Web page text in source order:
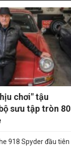
chơi" tậu
sưu tập tròn 80
918 Spyder đầu tiên